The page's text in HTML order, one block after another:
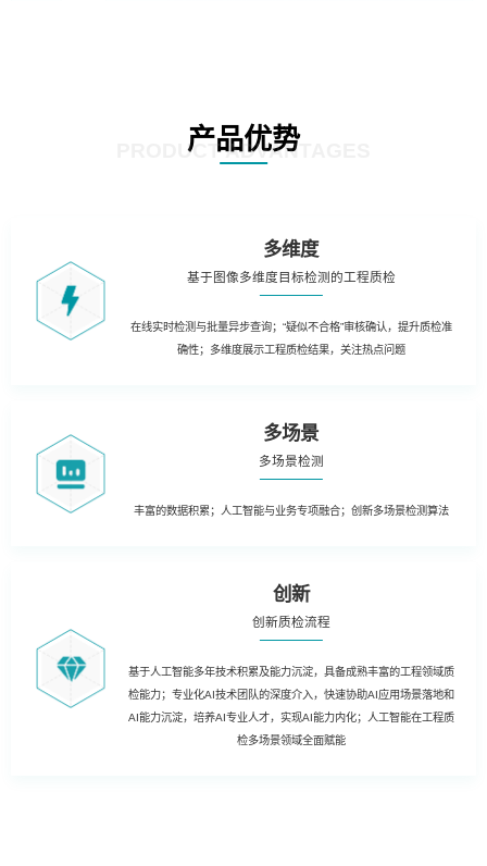
产品优势
PRODUCT ADVANTAGES
多维度
基于图像多维度目标检测的工程质检
在线实时检测与批量异步查询；“疑似不合格”审核确认，提升质检准
确性；多维度展示工程质检结果，关注热点问题
多场景
多场景检测
丰富的数据积累；人工智能与业务专项融合；创新多场景检测算法
创新
创新质检流程
基于人工智能多年技术积累及能力沉淀，具备成熟丰富的工程领域质
检能力；专业化AI技术团队的深度介入，快速协助AI应用场景落地和
AI能力沉淀，培养AI专业人才，实现AI能力内化；人工智能在工程质
检多场景领域全面赋能